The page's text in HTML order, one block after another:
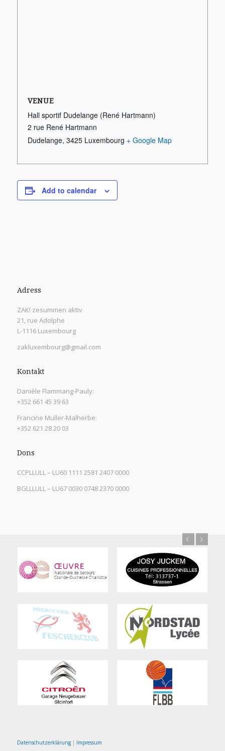
VENUE
Hall sportif Dudelange (René Hartmann)
2 rue René Hartmann
Dudelange, 3425 Luxembourg + Google Map
Add to calendar
Adress
ZAK! zesummen aktiv
21, rue Adolphe
L-1116 Luxembourg
zakluxembourg@gmail.com
Kontakt
Danièle Flammang-Pauly:
+352 661 45 39 63
Francine Muller-Malherbe:
+352 621 28 20 03
Dons
CCPLLULL – LU60 1111 2581 2407 0000
BGLLLULL – LU67 0030 0748 2370 0000
Datenschutzerklärung| Impressum